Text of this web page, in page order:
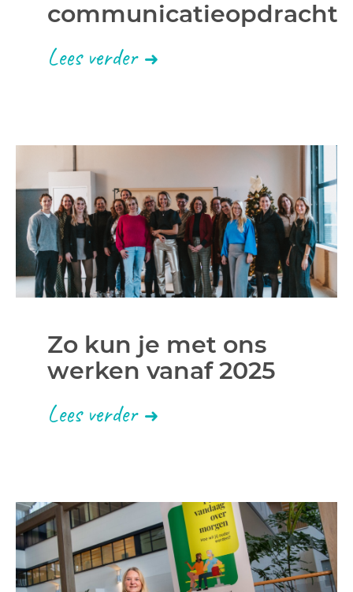
communicatieopdracht
Lees verder
Zo kun je met ons
werken vanaf 2025
Lees verder